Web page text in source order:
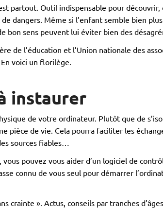
partout. Outil indispensable pour
dangers. Même si l’enfant semble bien
bon sens peuvent lui éviter bien des
de l’éducation et l’Union nationale des
voici un florilège.
instaurer
de votre ordinateur. Plutôt que de
pièce de vie. Cela pourra faciliter les
sources fiables…
pouvez vous aider d’un logiciel de
connu de vous seul pour démarrer
crainte ». Actus, conseils par tranches